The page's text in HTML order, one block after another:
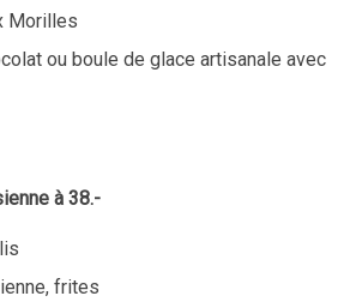
Morilles
ou boule de glace artisanale avec
à 38.-
frites